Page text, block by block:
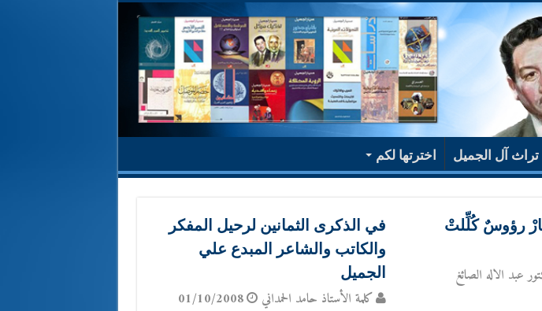
تراث آل الجميل اخترتها لكم
رؤوسٌ كُلِّلتْ
عبد الاله الصائغ
في الذكرى الثمانين لرحيل المفكر
والكاتب والشاعر المبدع علي
الجميل
كلمة الأستاذ حامد الحمداني 01/10/2008